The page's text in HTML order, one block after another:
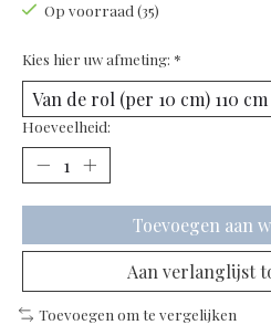
Op voorraad (35)
Kies hier uw afmeting: *
Hoeveelheid:
Toevoegen aan
Aan verlanglijst
Toevoegen om te vergelijken